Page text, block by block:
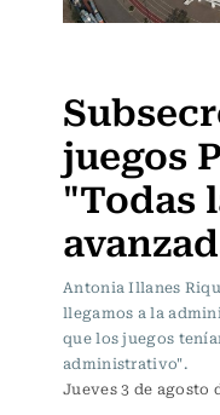
juegos
"Todas
Antonia Illanes
llegamos a la
que los juegos
administrativo".
Jueves 3 de agosto